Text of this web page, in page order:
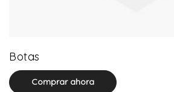
Botas
Comprar ahora